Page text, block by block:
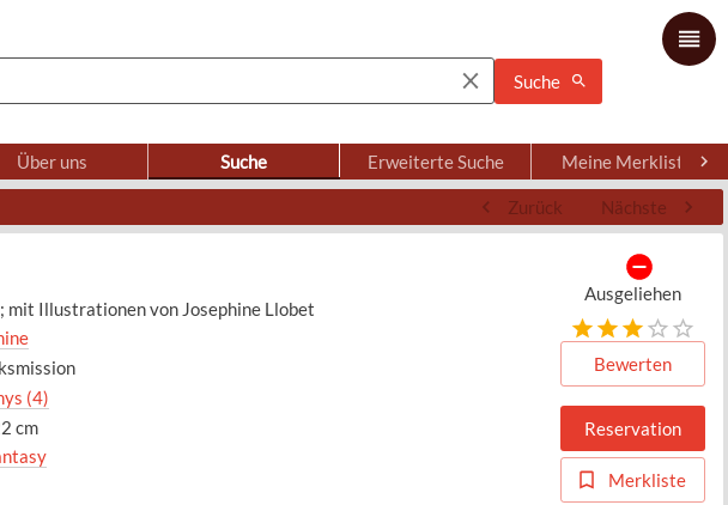
Suche
Über uns Suche Erweiterte Suche Meine Merkliste
Zurück Nächste
mit Illustrationen von Josephine Llobet
(4)
cm
Ausgeliehen
Bewerten
Reservation
Merkliste